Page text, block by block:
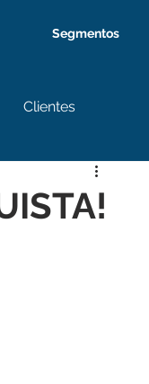
Segmentos
Clientes